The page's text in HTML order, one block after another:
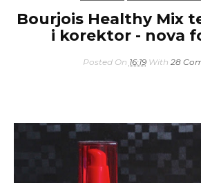
Bourjois Healthy Mix
i korektor - nova
Posted On 16:19 With 28